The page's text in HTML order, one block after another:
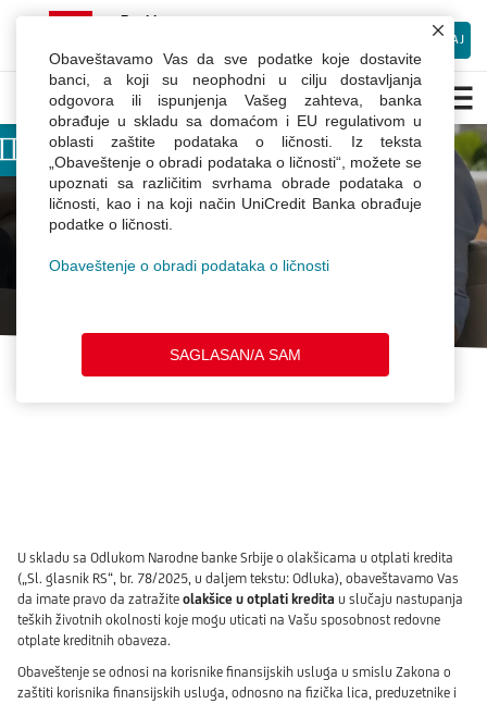
mBanking
Besplatno preuzmite Android aplikaciju
INSTALIRAJ
Olakšice
otplati
Obaveštavamo Vas da sve podatke koje dostavite
banci, a koji su neophodni u cilju dostavljanja
odgovora ili ispunjenja Vašeg zahteva, banka
obrađuje u skladu sa domaćom i EU regulativom u
oblasti zaštite podataka o ličnosti. Iz teksta
„Obaveštenje o obradi podataka o ličnosti“, možete se
upoznati sa različitim svrhama obrade podataka o
ličnosti, kao i na koji način UniCredit Banka obrađuje
podatke o ličnosti.
Obaveštenje o obradi podataka o ličnosti
SAGLASAN/A SAM
Dobrodošli u Webchat.
Unesite Vaše ime
Olakšice
u otplati kredita
Olakšice
U skladu sa Odlukom Narodne banke Srbije o olakšicama u otplati kredita
(„Sl. glasnik RS“, br. 78/2025, u daljem tekstu: Odluka), obaveštavamo Vas
da imate pravo da zatražite olakšice u otplati kredita u slučaju nastupanja
teških životnih okolnosti koje mogu uticati na Vašu sposobnost redovne
otplate kreditnih obaveza.
Obaveštenje se odnosi na korisnike finansijskih usluga u smislu Zakona o
zaštiti korisnika finansijskih usluga, odnosno na fizička lica, preduzetnike i